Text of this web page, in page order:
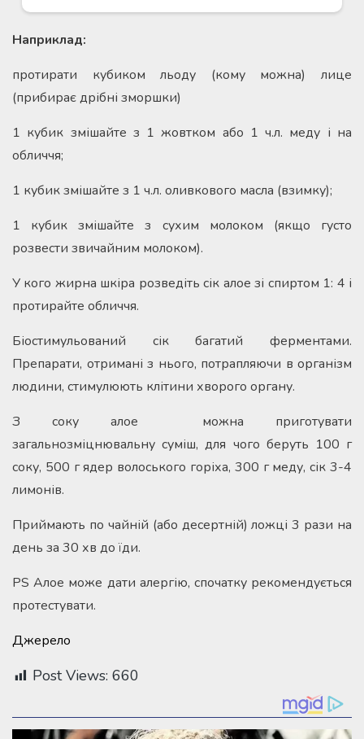
Наприклад:
протирати кубиком льоду (кому можна) лице
(прибирає дрібні зморшки)
1 кубик змішайте з 1 жовтком або 1 ч.л. меду і на
обличчя;
1 кубик змішайте з 1 ч.л. оливкового масла (взимку);
1 кубик змішайте з сухим молоком (якщо густо
розвести звичайним молоком).
У кого жирна шкіра розведіть сік алое зі спиртом 1: 4 і
протирайте обличчя.
Біостимульований сік багатий ферментами.
Препарати, отримані з нього, потрапляючи в організм
людини, стимулюють клітини хворого органу.
З соку алое можна приготувати
загальнозміцнювальну суміш, для чого беруть 100 г
соку, 500 г ядер волоського горіха, 300 г меду, сік 3-4
лимонів.
Приймають по чайній (або десертній) ложці 3 рази на
день за 30 хв до їди.
PS Алое може дати алергію, спочатку рекомендується
протестувати.
Джерело
Post Views: 660